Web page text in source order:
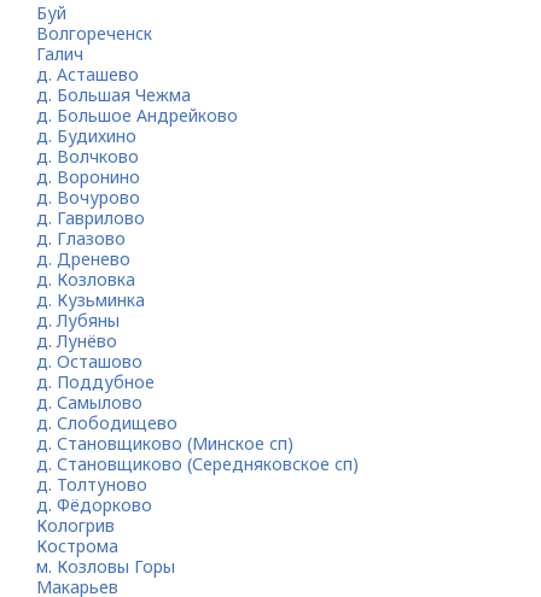
Буй
Волгореченск
Галич
д. Асташево
д. Большая Чежма
д. Большое Андрейково
д. Будихино
д. Волчково
д. Воронино
д. Вочурово
д. Гаврилово
д. Глазово
д. Дренево
д. Козловка
д. Кузьминка
д. Лубяны
д. Лунёво
д. Осташово
д. Поддубное
д. Самылово
д. Слободищево
д. Становщиково (Минское сп)
д. Становщиково (Середняковское сп)
д. Толтуново
д. Фёдорково
Кологрив
Кострома
м. Козловы Горы
Макарьев